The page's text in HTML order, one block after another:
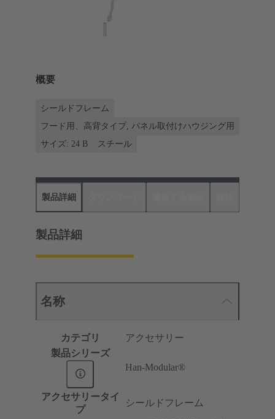
概要
シールドフレーム
フード用、高背タイプ, パネル取付けハウジング用
サイズ: 24 B
スチール
製品詳細
製品詳細
名称
カテゴリ
アクセサリー
製品シリーズ
Han-Modular®
アクセサリータイ
プ
シールドフレーム